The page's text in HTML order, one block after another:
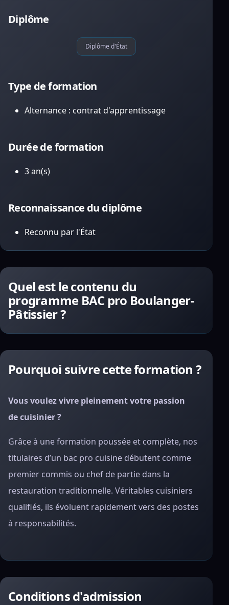
Diplôme
Diplôme d'État
Type de formation
Alternance : contrat d'apprentissage
Durée de formation
3 an(s)
Reconnaissance du diplôme
Reconnu par l'État
Quel est le contenu du
programme BAC pro Boulanger-
Pâtissier ?
Pourquoi suivre cette formation ?
Vous voulez vivre pleinement votre passion
de cuisinier ?
Grâce à une formation poussée et complète, nos
titulaires d’un bac pro cuisine débutent comme
premier commis ou chef de partie dans la
restauration traditionnelle. Véritables cuisiniers
qualifiés, ils évoluent rapidement vers des postes
à responsabilités.
Conditions d'admission